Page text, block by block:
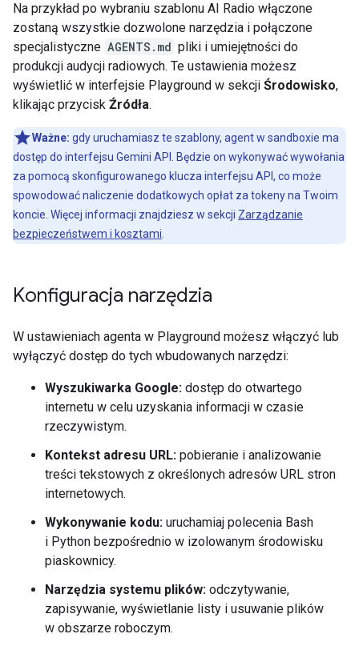
Na przykład po wybraniu szablonu AI Radio włączone
zostaną wszystkie dozwolone narzędzia i połączone
specjalistyczne AGENTS.md pliki i umiejętności do
produkcji audycji radiowych. Te ustawienia możesz
wyświetlić w interfejsie Playground w sekcji Środowisko,
klikając przycisk Źródła.
Ważne: gdy uruchamiasz te szablony, agent w sandboxie ma
dostęp do interfejsu Gemini API. Będzie on wykonywać wywołania
za pomocą skonfigurowanego klucza interfejsu API, co może
spowodować naliczenie dodatkowych opłat za tokeny na Twoim
koncie. Więcej informacji znajdziesz w sekcji Zarządzanie
bezpieczeństwem i kosztami
Konfiguracja narzędzia
W ustawieniach agenta w Playground możesz włączyć lub
wyłączyć dostęp do tych wbudowanych narzędzi:
Wyszukiwarka Google: dostęp do otwartego
internetu w celu uzyskania informacji w czasie
rzeczywistym.
Kontekst adresu URL: pobieranie i analizowanie
treści tekstowych z określonych adresów URL stron
internetowych.
Wykonywanie kodu: uruchamiaj polecenia Bash
i Python bezpośrednio w izolowanym środowisku
piaskownicy.
Narzędzia systemu plików: odczytywanie,
zapisywanie, wyświetlanie listy i usuwanie plików
w obszarze roboczym.